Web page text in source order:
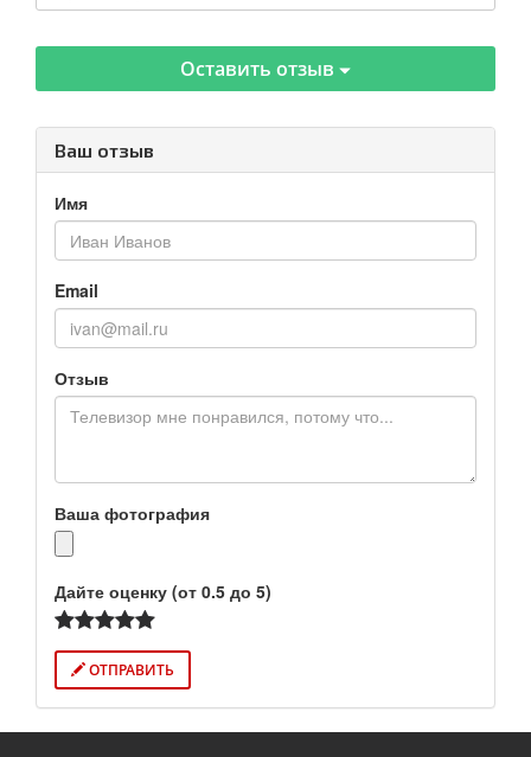
Оставить отзыв
Ваш отзыв
Имя
Email
Отзыв
Ваша фотография
Дайте оценку (от 0.5 до 5)
ОТПРАВИТЬ